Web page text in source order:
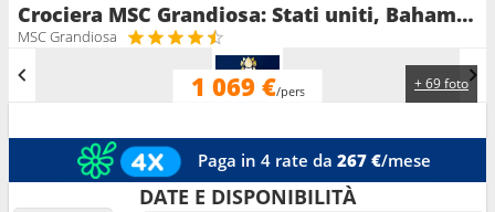
Crociera MSC Grandiosa: Stati uniti, Bahamas in partenza da Port Canaveral (Orlando)
MSC Grandiosa
+ 69 foto
1 069 €/pers
Paga in 4 rate da 267 €/mese
DATE E DISPONIBILITÀ
Le nostre destinazioni
Mesi di partenza
Porti Compagnie